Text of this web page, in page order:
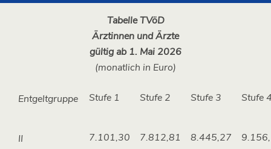
Tabelle TVöD
Ärztinnen und Ärzte
gültig ab 1. Mai 2026
(monatlich in Euro)
Entgeltgruppe Stufe 1 Stufe 2 Stufe 3 Stufe
II 7.101,30 7.812,81 8.445,27